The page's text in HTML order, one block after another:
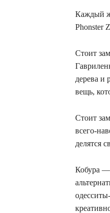
Каждый
Phonster
Стоит
дерева и
вещь,
Стоит
всего-
делятся
Кобура —